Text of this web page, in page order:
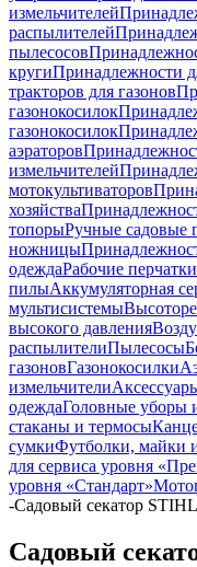
измельчителей
распылителей
пылесосов
кругиПринадлежности
тракторов для газонов
газонокосилок
газонокосилок
аэраторов
измельчителей
мотокультиваторов
хозяйства
топорыРучные садовые
ножницы
одеждаРабочие перчатки
пилыАккумуляторная
мультисистемы
высокого давления
распылителиПылесосы
газоновГазонокосилки
измельчители
одеждаГоловные уборы
стаканы и термосы
сумкиФутболки, майки
для сервиса уровня
уровня «Стандарт»
-Садовый секатор
Садовый